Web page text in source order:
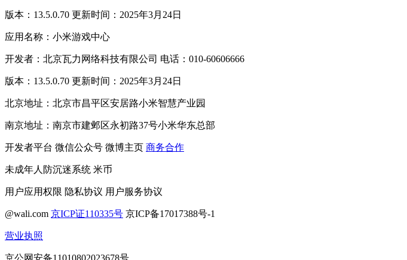
版本：13.5.0.70 更新时间：2025年3月24日
应用名称：小米游戏中心
开发者：北京瓦力网络科技有限公司 电话：010-60606666
版本：13.5.0.70 更新时间：2025年3月24日
北京地址：北京市昌平区安居路小米智慧产业园
南京地址：南京市建邺区永初路37号小米华东总部
开发者平台 微信公众号 微博主页 商务合作
未成年人防沉迷系统 米币
用户应用权限 隐私协议 用户服务协议
@wali.com 京ICP证110335号 京ICP备17017388号-1
营业执照